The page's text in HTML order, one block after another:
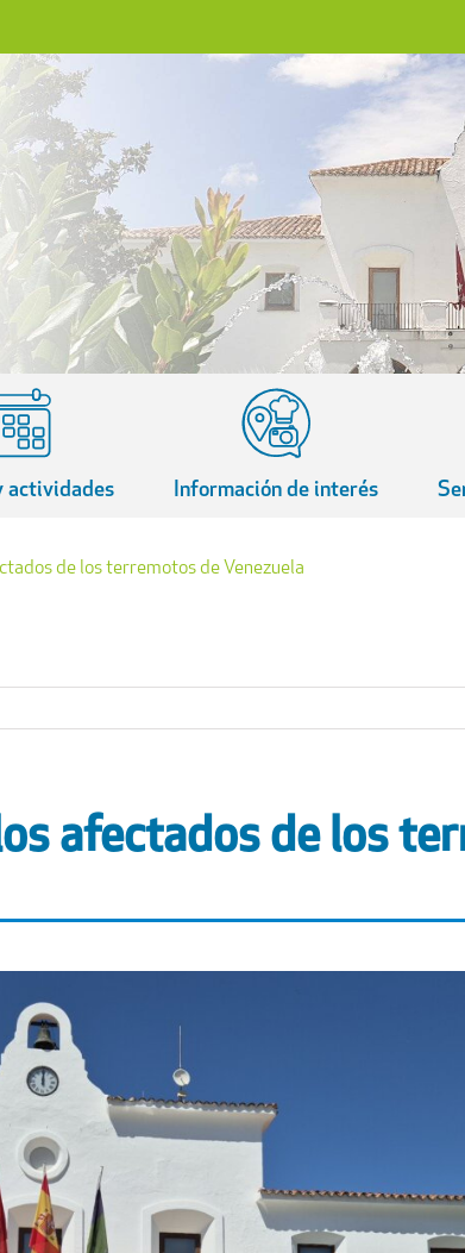
actividades Información de interés
de los terremotos de Venezuela
afectados de los